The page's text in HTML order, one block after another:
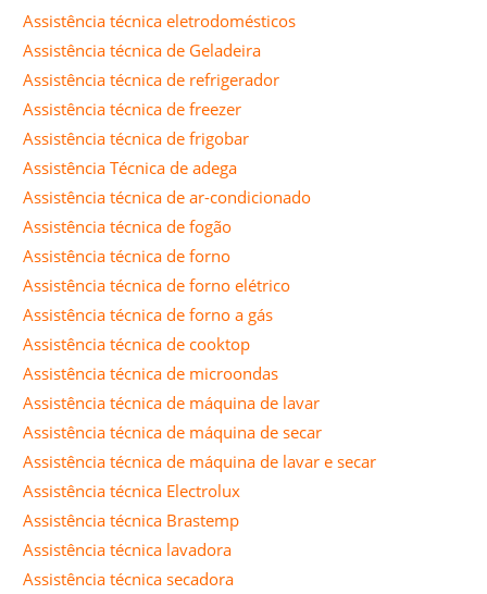
Assistência técnica eletrodomésticos
Assistência técnica de Geladeira
Assistência técnica de refrigerador
Assistência técnica de freezer
Assistência técnica de frigobar
Assistência Técnica de adega
Assistência técnica de ar-condicionado
Assistência técnica de fogão
Assistência técnica de forno
Assistência técnica de forno elétrico
Assistência técnica de forno a gás
Assistência técnica de cooktop
Assistência técnica de microondas
Assistência técnica de máquina de lavar
Assistência técnica de máquina de secar
Assistência técnica de máquina de lavar e secar
Assistência técnica Electrolux
Assistência técnica Brastemp
Assistência técnica lavadora
Assistência técnica secadora